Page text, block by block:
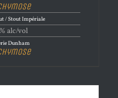
/ Stout Impériale
alc/vol
Dunham